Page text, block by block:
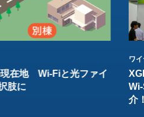
在地 Wi-Fiと光ファイ
肢に
ワ
介